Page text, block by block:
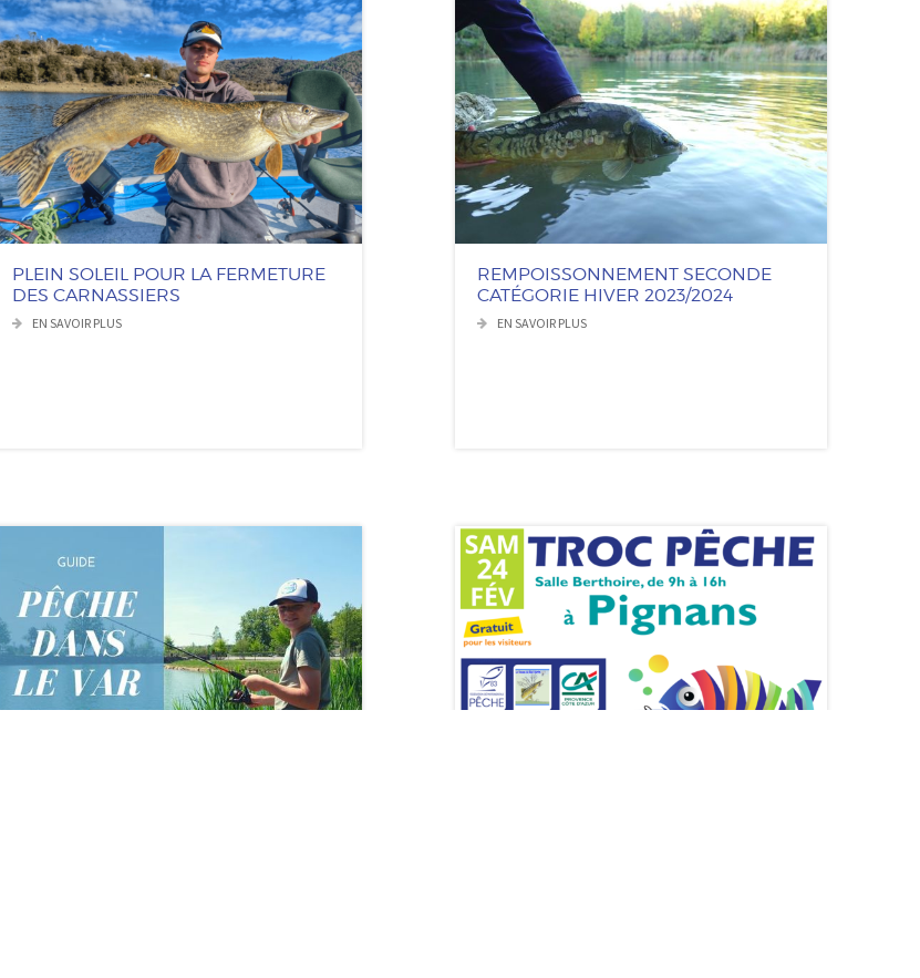
PLEIN SOLEIL POUR LA FERMETURE
DES CARNASSIERS
EN SAVOIR PLUS
REMPOISSONNEMENT SECONDE
CATÉGORIE HIVER 2023/2024
EN SAVOIR PLUS